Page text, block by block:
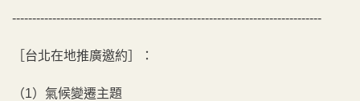
-----------------------------------------------------------------------------
［台北在地推廣邀約］：
（1）氣候變遷主題